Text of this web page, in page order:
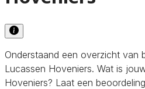
Onderstaand een overzicht van
Lucassen Hoveniers. Wat is
Hoveniers? Laat een